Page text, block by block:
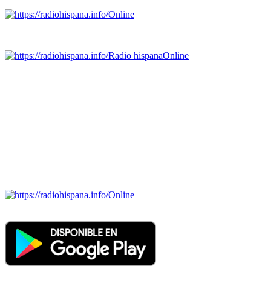
Online
Radio hispanaOnline
Online